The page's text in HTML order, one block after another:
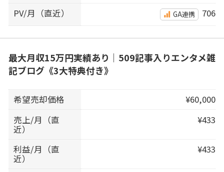
PV/月（直近） GA連携 706
最大月収15万円実績あり｜509記事入りエンタメ雑
記ブログ《3大特典付き》
希望売却価格
¥60,000
売上/月（直
近）
¥433
利益/月（直
近）
¥433